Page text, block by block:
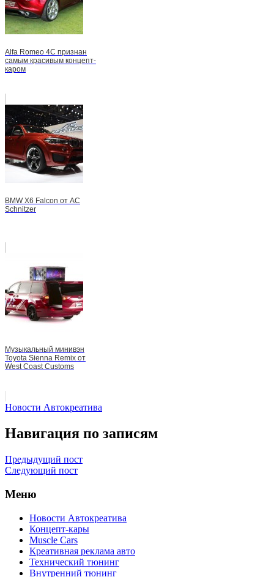
Alfa Romeo 4C признан
самым красивым концепт-
каром
BMW X6 Falcon от AC
Schnitzer
Музыкальный минивэн
Toyota Sienna Remix от
West Coast Customs
Новости Автокреатива
Навигация по записям
Предыдущий пост
Следующий пост
Меню
Новости Автокреатива
Концепт-кары
Muscle Cars
Креативная реклама авто
Технический тюнинг
Внутренний тюнинг